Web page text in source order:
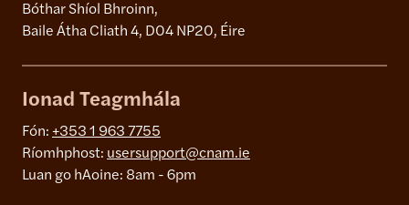
Bóthar Shíol Bhroinn,
Baile Átha Cliath 4, D04 NP20, Éire
Ionad Teagmhála
Fón: +353 1 963 7755
Ríomhphost: usersupport@cnam.ie
Luan go hAoine: 8am - 6pm